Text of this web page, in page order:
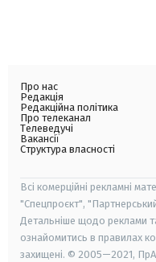
Про нас
Редакція
Редакційна політика
Про телеканал
Телеведучі
Вакансії
Структура власності
Всі комерційні рекламні
"Спецпроєкт",
Детальніше щодо реклами
ознайомитись в правилах
захищені. © 2005—2021,